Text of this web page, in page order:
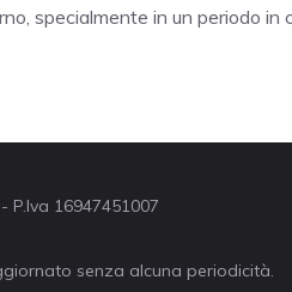
specialmente in un periodo in
16947451007
senza alcuna periodicità.